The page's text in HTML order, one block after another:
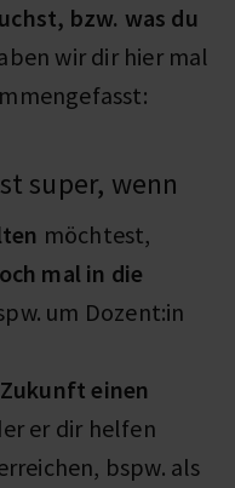
bzw. was du
wir dir hier mal
super, wenn
möchtest,
mal in die
um Dozent:in
einen
er dir helfen
bspw. als